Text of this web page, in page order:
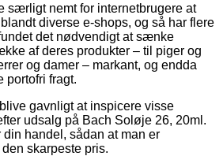
særligt nemt for internetbrugere at
diverse e-shops, og så har flere
det nødvendigt at sænke
af deres produkter – til piger og
og damer – markant, og endda
portofri fragt.
gavnligt at inspicere visse
udsalg på Bach Soløje 26, 20ml.
handel, sådan at man er
skarpeste pris.